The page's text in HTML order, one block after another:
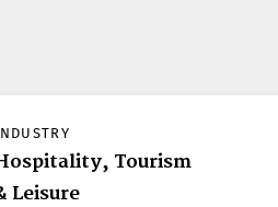
Tourism
Leisure